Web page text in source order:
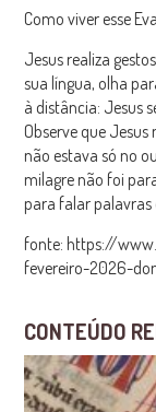
Como viver esse
Jesus realiza
sua língua, olha
à distância: Jesus
Observe que Jesus
não estava só no
milagre não foi
para falar palavras
fonte: https://
fevereiro-2026-
CONTEÚDO